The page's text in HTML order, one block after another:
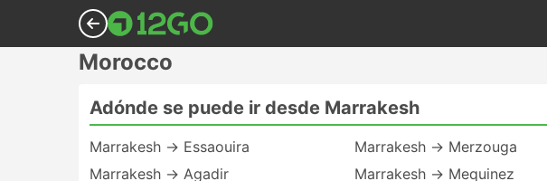
Morocco
Adónde se puede ir desde Marrakesh
Marrakesh → Essaouira
Marrakesh → Agadir
Marrakesh → Merzouga
Marrakesh → Mequinez